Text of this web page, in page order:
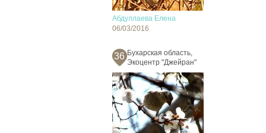
Абдуллаева Елена
06/03/2016
36 Бухарская область,
Экоцентр "Джейран"